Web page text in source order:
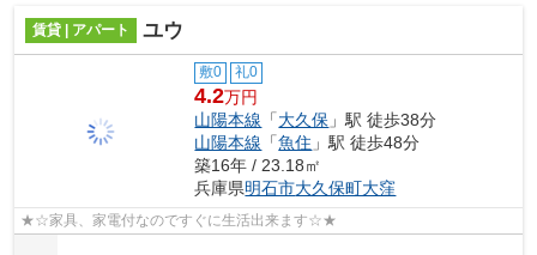
賃貸 | アパート ユウ
敷0 礼0
4.2万円
山陽本線 「大久保 」駅 徒歩38分
山陽本線 「魚住 」駅 徒歩48分
築16年 / 23.18㎡
兵庫県明石市大久保町大窪
★☆家具、家電付なのですぐに生活出来ます☆★